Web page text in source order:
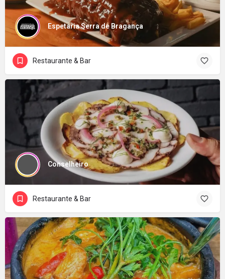
Espetaria Serra de Bragança
Restaurante & Bar
Conselheiro
Restaurante & Bar